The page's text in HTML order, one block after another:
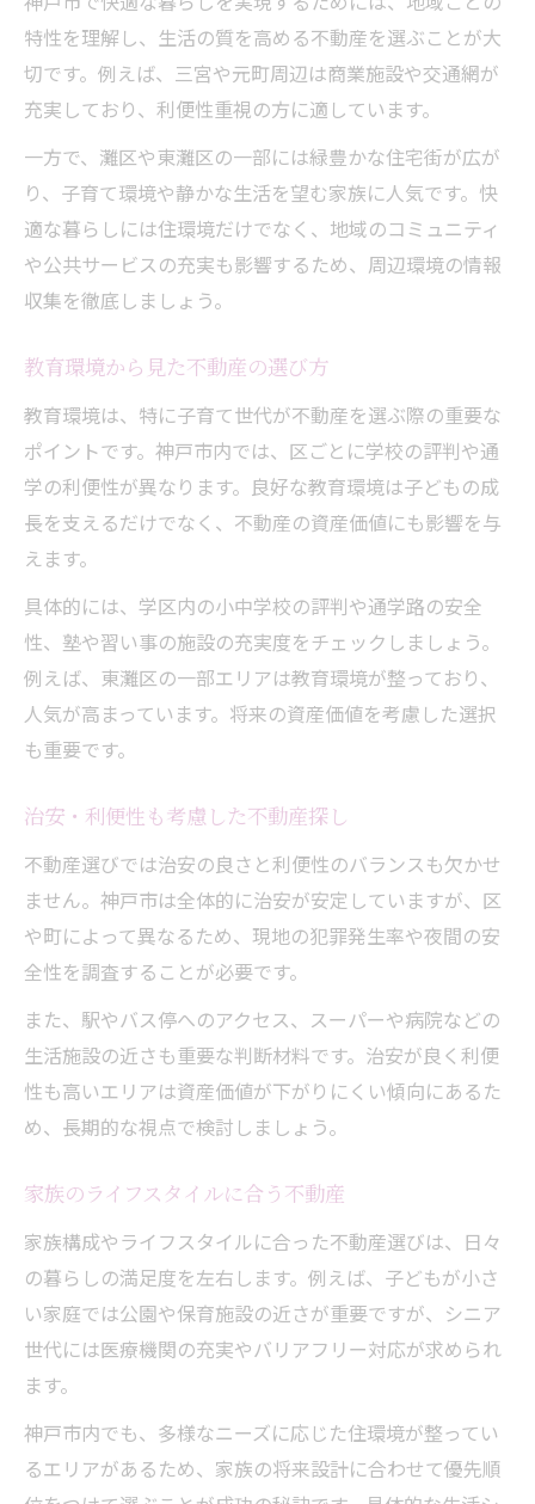
特性を理解し、生活の質を高める不動産を選ぶことが大
切です。例えば、三宮や元町周辺は商業施設や交通網が
充実しており、利便性重視の方に適しています。
一方で、灘区や東灘区の一部には緑豊かな住宅街が広が
り、子育て環境や静かな生活を望む家族に人気です。快
適な暮らしには住環境だけでなく、地域のコミュニティ
や公共サービスの充実も影響するため、周辺環境の情報
収集を徹底しましょう。
教育環境から見た不動産の選び方
教育環境は、特に子育て世代が不動産を選ぶ際の重要な
ポイントです。神戸市内では、区ごとに学校の評判や通
学の利便性が異なります。良好な教育環境は子どもの成
長を支えるだけでなく、不動産の資産価値にも影響を与
えます。
具体的には、学区内の小中学校の評判や通学路の安全
性、塾や習い事の施設の充実度をチェックしましょう。
例えば、東灘区の一部エリアは教育環境が整っており、
人気が高まっています。将来の資産価値を考慮した選択
も重要です。
治安・利便性も考慮した不動産探し
不動産選びでは治安の良さと利便性のバランスも欠かせ
ません。神戸市は全体的に治安が安定していますが、区
や町によって異なるため、現地の犯罪発生率や夜間の安
全性を調査することが必要です。
また、駅やバス停へのアクセス、スーパーや病院などの
生活施設の近さも重要な判断材料です。治安が良く利便
性も高いエリアは資産価値が下がりにくい傾向にあるた
め、長期的な視点で検討しましょう。
家族のライフスタイルに合う不動産
家族構成やライフスタイルに合った不動産選びは、日々
の暮らしの満足度を左右します。例えば、子どもが小さ
い家庭では公園や保育施設の近さが重要ですが、シニア
世代には医療機関の充実やバリアフリー対応が求められ
ます。
神戸市内でも、多様なニーズに応じた住環境が整ってい
るエリアがあるため、家族の将来設計に合わせて優先順